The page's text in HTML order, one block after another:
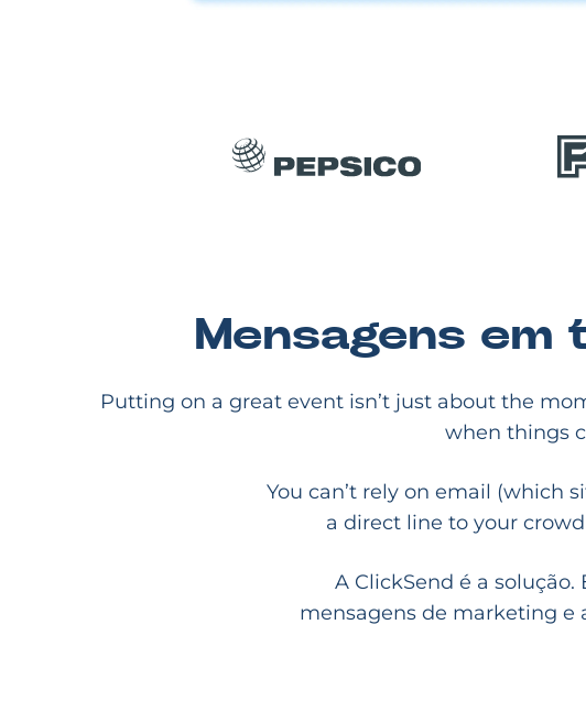
Mensagens em
Putting on a great event isn’t just about the
when things
You can’t rely on email (which
a direct line to your
A ClickSend é a
mensagens de marketing e